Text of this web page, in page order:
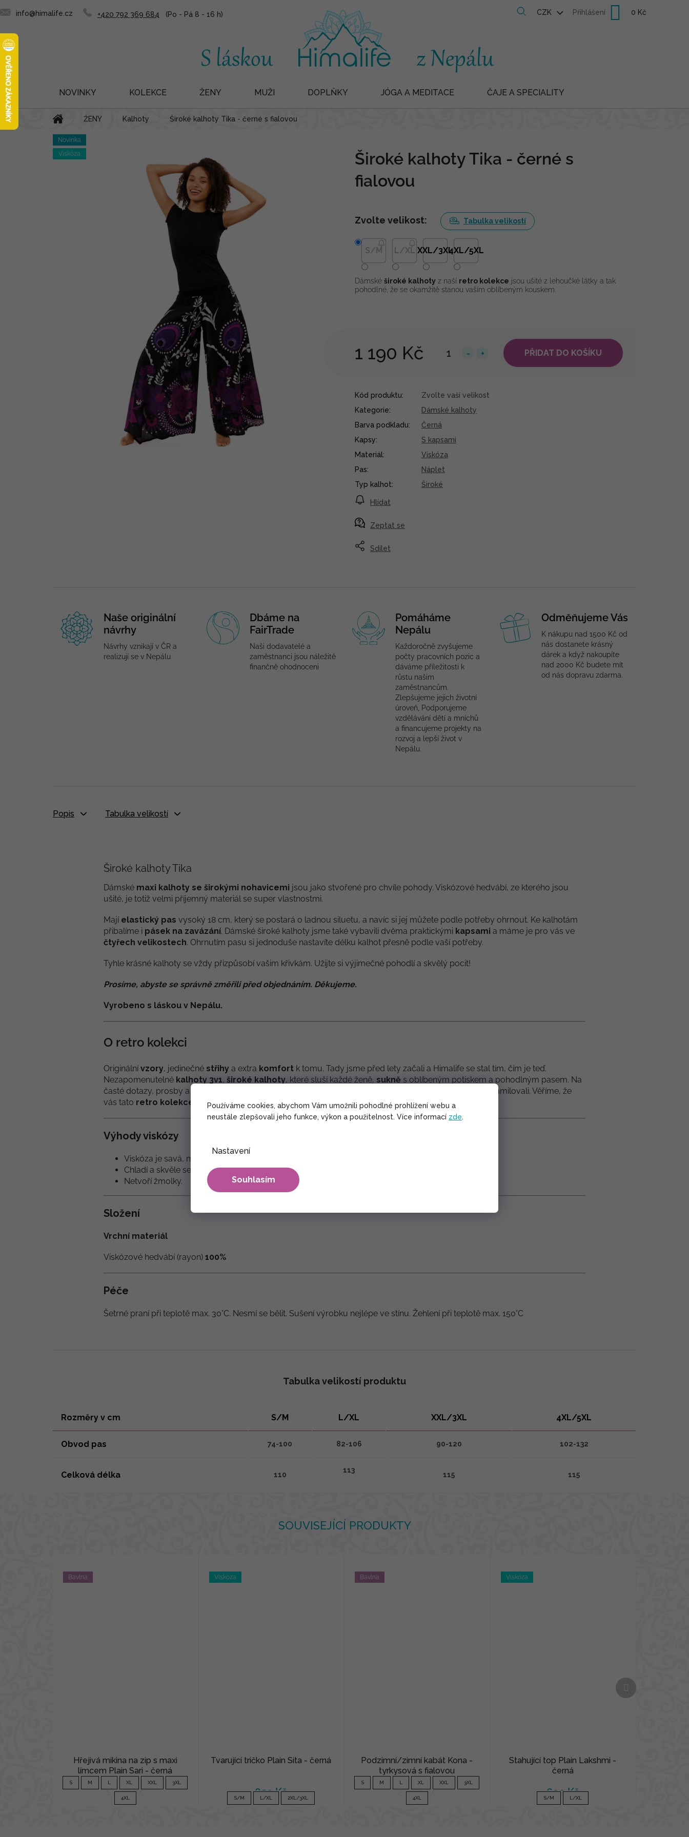
Používáme cookies, abychom Vám umožnili pohodlné prohlížení webu a
neustále zlepšovali jeho funkce, výkon a použitelnost. Více informací zde.
Nastavení
Souhlasím
Přejít
na
obsah
+420 792 369 684
info@himalife.cz CZK Přihlášení
Nákupní
NOVINKY KOLEKCE ŽENY MUŽI DOPLŇKY JÓGA A MEDITACE ČAJE A SPECIALITY
Domů ŽENY Kalhoty Široké kalhoty Tika - černé s fialovou
Novinka
Viskóza
Široké kalhoty Tika - černé s
fialovou
1 190 Kč PŘIDAT DO KOŠÍKU
Zvolte velikost: Tabulka velikostí
S/M L/XL XXL/3XL4XL/5XL
Dámské široké kalhoty z naší retro kolekce jsou ušité z lehoučké látky a tak
pohodlné, že se okamžitě stanou vaším oblíbeným kouskem.
Zeptat se
Hlídat
Sdílet
Kód produktu:
Zvolte vaši velikost
Kategorie:
Dámské kalhoty
Barva podkladu:
Černá
Kapsy:
S kapsami
Materiál:
Viskóza
Pas:
Náplet
Typ kalhot: Široké
SOUVISEJÍCÍ PRODUKTY
Bavlna
Hřejivá mikina na zip s maxi
límcem Plain Sari - černá
1 490 Kč
S M L XL XXL 3XL
4XL
Viskóza
Tvarující tričko Plain Sita - černá
850 Kč
S/M L/XL 2XL/3XL
Bavlna
Podzimní/zimní kabát Kona -
tyrkysová s fialovou
2 490 Kč
S M L XL XXL 3XL
4XL
Viskóza
Stahující top Plain Lakshmi -
černá
690 Kč
S/M L/XL
Další
produkt
Naše originální
návrhy
Návrhy vznikají v ČR a
realizují se v Nepálu
Dbáme na
FairTrade
Naši dodavatelé a
zaměstnanci jsou náležitě
finančně ohodnoceni
Pomáháme
Nepálu
Každoročně zvyšujeme
počty pracovních pozic a
dáváme příležitosti k
růstu našim
zaměstnancům.
Zlepšujeme jejich životní
úroveň, Podporujeme
vzdělávání dětí a mnichů
a financujeme projekty na
rozvoj a lepší život v
Nepálu.
Odměňujeme Vás
K nákupu nad 1500 Kč od
nás dostanete krásný
dárek a když nakoupíte
nad 2000 Kč budete mít
od nás dopravu zdarma.
Popis Tabulka velikostí
Široké kalhoty Tika
Dámské maxi kalhoty se širokými nohavicemi jsou jako stvořené pro chvíle pohody. Viskózové hedvábí, ze kterého jsou
ušité, je totiž velmi příjemný materiál se super vlastnostmi.
Mají elastický pas vysoký 18 cm, který se postará o ladnou siluetu, a navíc si jej můžete podle potřeby ohrnout. Ke kalhotám
přibalíme i pásek na zavázání. Dámské široké kalhoty jsme také vybavili dvěma praktickými kapsami a máme je pro vás ve
čtyřech velikostech. Ohrnutím pasu si jednoduše nastavíte délku kalhot přesně podle vaší potřeby.
Tyhle krásné kalhoty se vždy přizpůsobí vašim křivkám. Užijte si výjimečné pohodlí a skvělý pocit!
Prosíme, abyste se správně změřili před objednáním. Děkujeme.
Vyrobeno s láskou v Nepálu.
O retro kolekci
Originální vzory, jedinečné střihy a extra komfort k tomu. Tady jsme před lety začali a Himalife se stal tím, čím je teď.
Nezapomenutelné kalhoty 3v1, široké kalhoty, které sluší každé ženě, sukně s oblíbeným potiskem a pohodlným pasem. Na
časté dotazy, prosby a přání jsme se rozhodli, že necháme ušít pár kousků, díky kterým jste si Himalife zamilovali. Věříme, že
vás tato retro kolekce potěší stejně jako nás.
Výhody viskózy
Viskóza je savá, měkká a splývavá, nosí se tedy velmi příjemně.
Chladí a skvěle se hodí do parných dní.
Netvoří žmolky.
Složení
Vrchní materiál
Viskózové hedvábí (rayon) 100%
Péče
Šetrné praní při teplotě max. 30°C. Nesmí se bělit. Sušení výrobku nejlépe ve stínu. Žehlení při teplotě max. 150°C
Tabulka velikostí produktu
Rozměry v cm S/M L/XL XXL/3XL 4XL/5XL
Obvod pas 74-100 82-106 90-120 102-132
Celková délka 110
113
115 115